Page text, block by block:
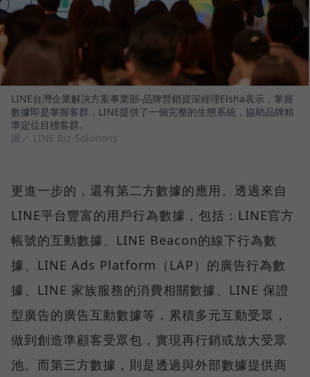
LINE台灣企業解決方案事業部-品牌營銷資深經理Elsha表示，掌握
數據即是掌握客群，LINE提供了一個完整的生態系統，協助品牌精
準定位目標客群。
圖／ LINE Biz-Solutions
更進一步的，還有第二方數據的應用。透過來自
LINE平台豐富的用戶行為數據，包括：LINE官方
帳號的互動數據、LINE Beacon的線下行為數
據、LINE Ads Platform（LAP）的廣告行為數
據、LINE 家族服務的消費相關數據、LINE 保證
型廣告的廣告互動數據等，累積多元互動受眾，
做到創造準顧客受眾包，實現再行銷或放大受眾
池。而第三方數據，則是透過與外部數據提供商